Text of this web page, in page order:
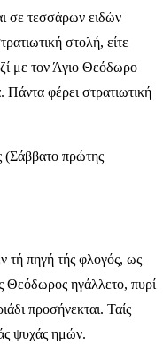
σε τεσσάρων ειδών
στολή, είτε
με τον Άγιο Θεόδωρο
φέρει στρατιωτική
(Σάββατο πρώτης
τή πηγή τής φλογός, ως
Θεόδωρος ηγάλλετο, πυρί
προσήνεκται. Ταίς
ψυχάς ημών.